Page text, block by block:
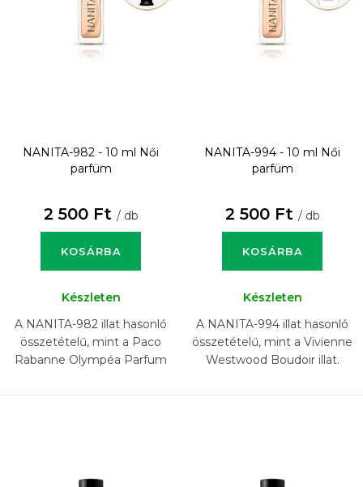
NANITA-982 - 10 ml
Női
parfüm
2 500 Ft / db
KOSÁRBA
Készleten
A NANITA-982 illat hasonló
összetételű, mint a Paco
Rabanne Olympéa Parfum
NANITA-994 - 10 ml
Női
parfüm
2 500 Ft / db
KOSÁRBA
Készleten
A NANITA-994 illat hasonló
összetételű, mint a Vivienne
Westwood Boudoir illat.